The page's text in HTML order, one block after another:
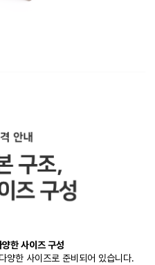
한 사이즈 구성
양한 사이즈로 준비되어 있습니다.